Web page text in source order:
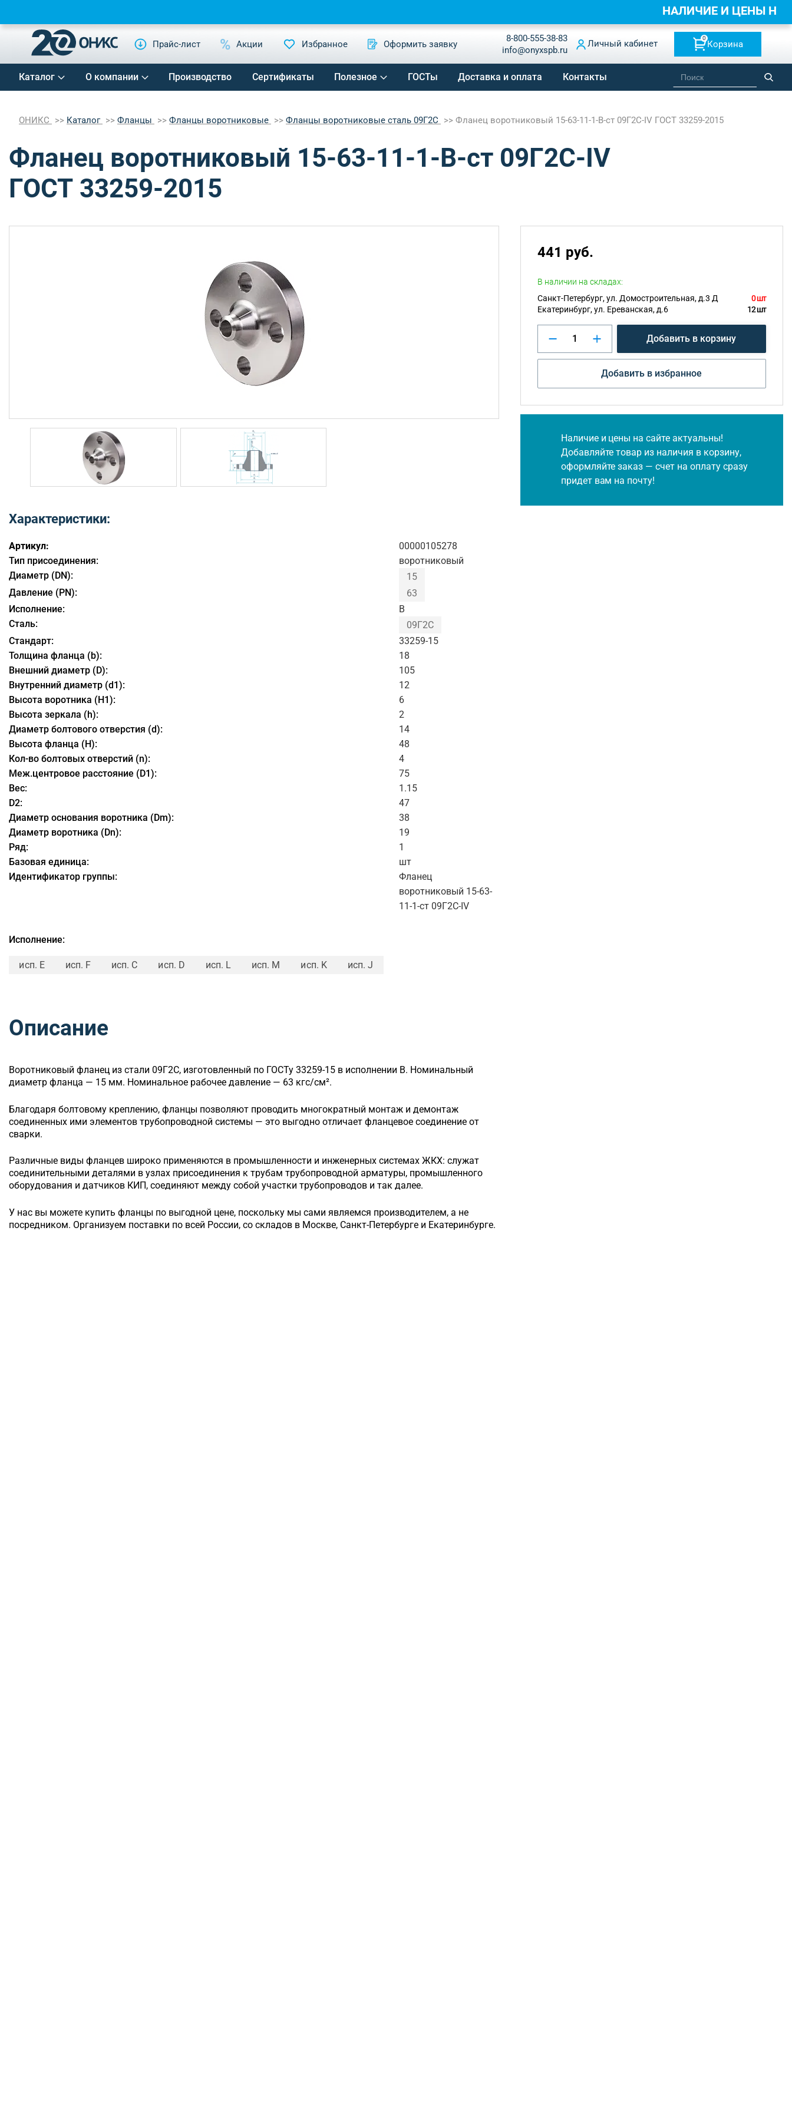
Прайс-лист Акции Избранное Оформить заявку
8-800-555-38-83
info@onyxspb.ru
Личный кабинет
0
Корзина
Каталог О компании Производство Сертификаты Полезное ГОСТы Доставка и оплата Контакты
ОНИКС Каталог Фланцы Фланцы воротниковые Фланцы воротниковые сталь 09Г2С Фланец воротниковый 15-63-11-1-B-ст 09Г2С-IV ГОСТ 33259-2015
Фланец воротниковый 15-63-11-1-B-ст 09Г2С-IV
ГОСТ 33259-2015
Характеристики:
Артикул:
00000105278
Тип присоединения:
воротниковый
Диаметр (DN):
15
Давление (PN):
63
Исполнение:
B
Сталь:
09Г2С
Стандарт:
33259-15
Толщина фланца (b):
18
Внешний диаметр (D):
105
Внутренний диаметр (d1):
12
Высота воротника (H1):
6
Высота зеркала (h):
2
Диаметр болтового отверстия (d):
14
Высота фланца (H):
48
Кол-во болтовых отверстий (n):
4
Меж.центровое расстояние (D1):
75
Вес:
1.15
D2:
47
Диаметр основания воротника (Dm):
38
Диаметр воротника (Dn):
19
Ряд:
1
Базовая единица:
шт
Идентификатор группы:
Фланец
воротниковый 15-63-
11-1-ст 09Г2С-IV
Исполнение:
исп. E исп. F исп. C исп. D исп. L исп. M исп. K исп. J
Описание
Воротниковый фланец из стали 09Г2С, изготовленный по ГОСТу 33259-15 в исполнении B. Номинальный
диаметр фланца — 15 мм. Номинальное рабочее давление — 63 кгс/см².
Благодаря болтовому креплению, фланцы позволяют проводить многократный монтаж и демонтаж
соединенных ими элементов трубопроводной системы — это выгодно отличает фланцевое соединение от
сварки.
Различные виды фланцев широко применяются в промышленности и инженерных системах ЖКХ: служат
соединительными деталями в узлах присоединения к трубам трубопроводной арматуры, промышленного
оборудования и датчиков КИП, соединяют между собой участки трубопроводов и так далее.
У нас вы можете купить фланцы по выгодной цене, поскольку мы сами являемся производителем, а не
посредником. Организуем поставки по всей России, со складов в Москве, Санкт-Петербурге и Екатеринбурге.
441 руб.
В наличии на складах:
Санкт-Петербург, ул. Домостроительная, д.3 Д
0 шт
Екатеринбург, ул. Ереванская, д.6
12 шт
Добавить в корзину
Добавить в избранное
Наличие и цены на сайте актуальны!
Добавляйте товар из наличия в корзину,
оформляйте заказ — счет на оплату сразу
придет вам на почту!
НАЛИЧИЕ И ЦЕНЫ